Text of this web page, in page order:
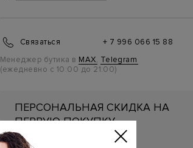
Связаться
+ 7 996 066 15 88
Менеджер бутика в MAX, Telegram
(ежедневно с 10:00 до 21:00)
ПЕРСОНАЛЬНАЯ СКИДКА НА
ПЕРВУЮ ПОКУПКУ
Подробнее